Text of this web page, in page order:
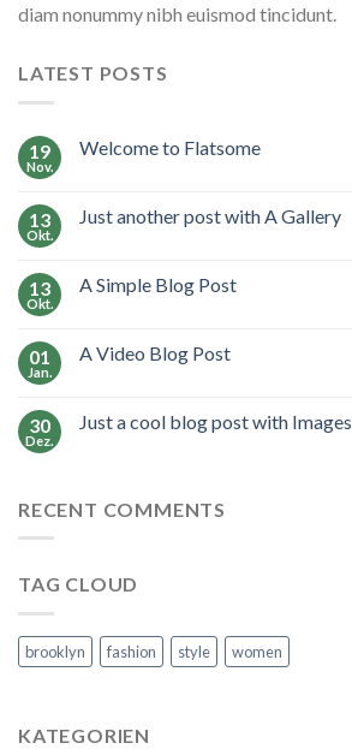
diam nonummy nibh euismod tincidunt.
LATEST POSTS
19
Nov.
Welcome to Flatsome
13
Okt.
Just another post with A Gallery
13
Okt.
A Simple Blog Post
01
Jan.
A Video Blog Post
30
Dez.
Just a cool blog post with Images
RECENT COMMENTS
TAG CLOUD
brooklyn fashion style women
KATEGORIEN